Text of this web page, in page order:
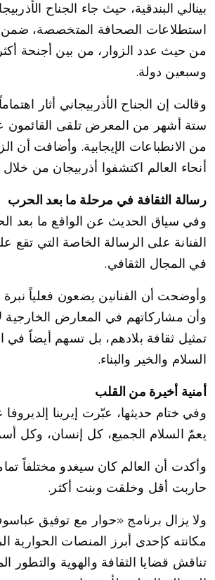
بينالي البندقية، حيث جاء الجناح
استطلاعات الصحافة المتخصصة، ضمن
من حيث عدد الزوار، من بين أجنحة
وسبعين دولة.
وقالت إن الجناح الأذربيجاني أثار
ستة أشهر من المعرض تلقى القائمون
من الانطباعات الإيجابية. وأضافت أن
أنحاء العالم اكتشفوا أذربيجان من
رسالة الثقافة في مرحلة ما بعد الحرب
وفي سياق الحديث عن الواقع ما بعد
الفنانة على الرسالة الخاصة التي تقع
في المجال الثقافي.
وأوضحت أن الفنانين يضعون فعلياً
وأن مشاركاتهم في المعارض الخارجية
تمثيل ثقافة بلادهم، بل تسهم أيضاً في
السلام والخير والبناء.
أمنية أخيرة من القلب
وفي ختام حديثها، عبّرت إيرينا إلديروفا
يعمّ السلام الجميع، كل إنسان، وكل
وأكدت أن العالم كان سيغدو مختلفاً
حاربت أقل وخلقت وبنت أكثر.
ولا يزال برنامج «حوار مع توفيق
مكانته كإحدى أبرز المنصات الحوارية
تناقش قضايا الثقافة والهوية والتطور